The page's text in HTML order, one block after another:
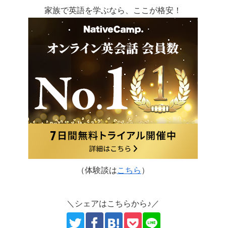
家族で英語を学ぶなら、ここが格安！
（体験談はこちら ）
＼シェアはこちらから♪／